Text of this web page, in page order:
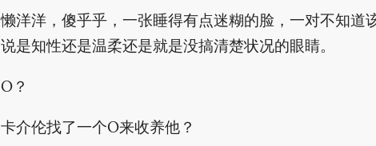
懒洋洋，傻乎乎，一张睡得有点迷糊的脸，一对不知道
说是知性还是温柔还是就是没搞清楚状况的眼睛。
O？
卡介伦找了一个O来收养他？